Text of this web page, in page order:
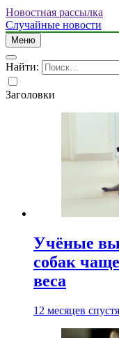
Новостная рассылка
Случайные новости
Меню
Найти:
Заголовки
Учёные
собак
веса
12 месяцев спустя